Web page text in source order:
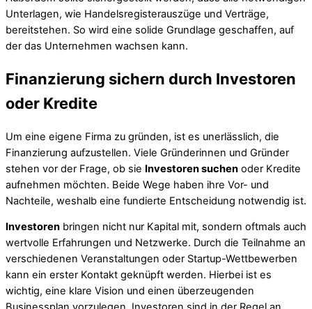
Unterlagen, wie Handelsregisterauszüge und Verträge,
bereitstehen. So wird eine solide Grundlage geschaffen, auf
der das Unternehmen wachsen kann.
Finanzierung sichern durch Investoren
oder Kredite
Um eine eigene Firma zu gründen, ist es unerlässlich, die
Finanzierung aufzustellen. Viele Gründerinnen und Gründer
stehen vor der Frage, ob sie Investoren suchen oder Kredite
aufnehmen möchten. Beide Wege haben ihre Vor- und
Nachteile, weshalb eine fundierte Entscheidung notwendig ist.
Investoren bringen nicht nur Kapital mit, sondern oftmals auch
wertvolle Erfahrungen und Netzwerke. Durch die Teilnahme an
verschiedenen Veranstaltungen oder Startup-Wettbewerben
kann ein erster Kontakt geknüpft werden. Hierbei ist es
wichtig, eine klare Vision und einen überzeugenden